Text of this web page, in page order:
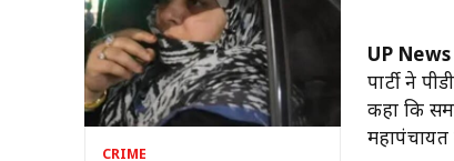
CRIME
UP News
पार्टी ने
कहा कि